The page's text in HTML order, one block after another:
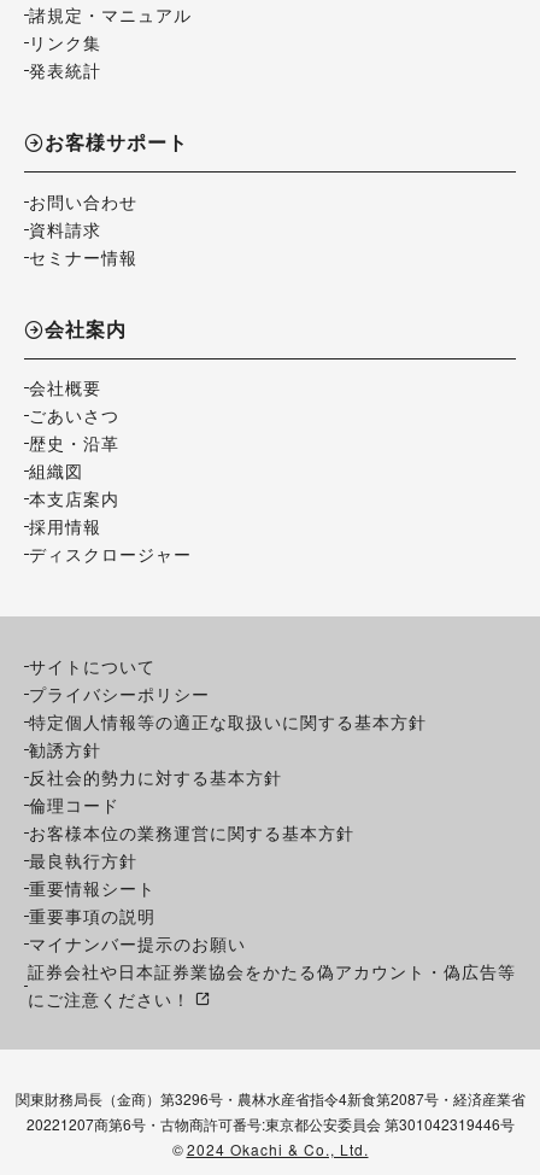
諸規定・マニュアル
リンク集
発表統計
お客様サポート
お問い合わせ
資料請求
セミナー情報
会社案内
会社概要
ごあいさつ
歴史・沿革
組織図
本支店案内
採用情報
ディスクロージャー
サイトについて
プライバシーポリシー
特定個人情報等の適正な取扱いに関する基本方針
勧誘方針
反社会的勢力に対する基本方針
倫理コード
お客様本位の業務運営に関する基本方針
最良執行方針
重要情報シート
重要事項の説明
マイナンバー提示のお願い
証券会社や日本証券業協会をかたる偽アカウント・偽広告等
にご注意ください！
関東財務局長（金商）第3296号・農林水産省指令4新食第2087号・経済産業省
20221207商第6号・古物商許可番号:東京都公安委員会 第301042319446号
©2024 Okachi & Co., Ltd.